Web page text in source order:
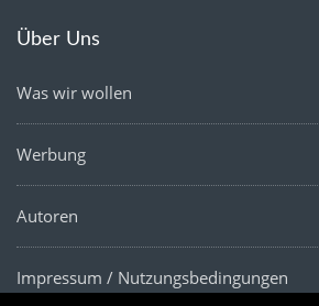
Über Uns
Was wir wollen
Werbung
Autoren
Impressum / Nutzungsbedingungen